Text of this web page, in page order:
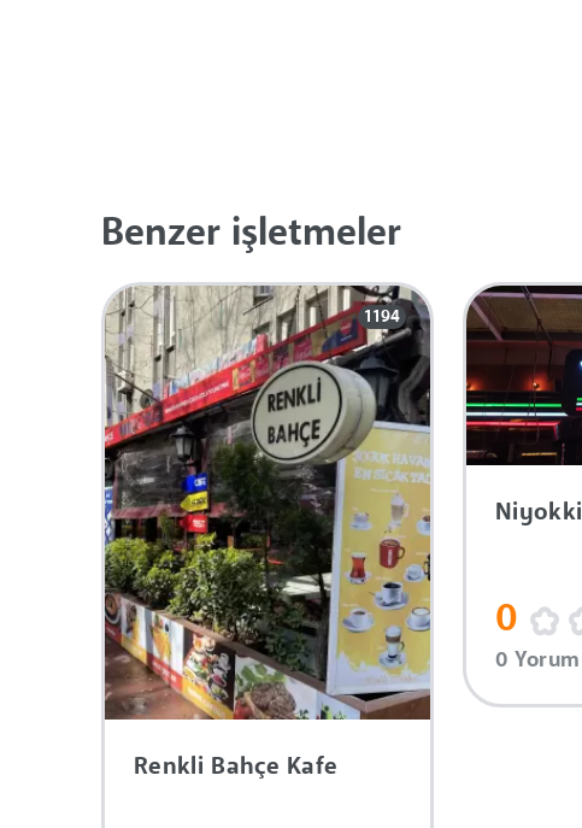
Benzer işletmeler
1194
Renkli Bahçe Kafe
Niyokki
0
0 Yorum